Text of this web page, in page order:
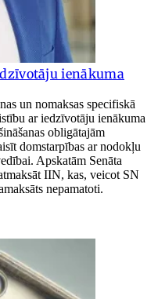
ienākuma
un nomaksas specifiskā
ar iedzīvotāju ienākuma
obligātajām
domstarpības ar nodokļu
Apskatām Senāta
IIN, kas, veicot SN
nepamatoti.